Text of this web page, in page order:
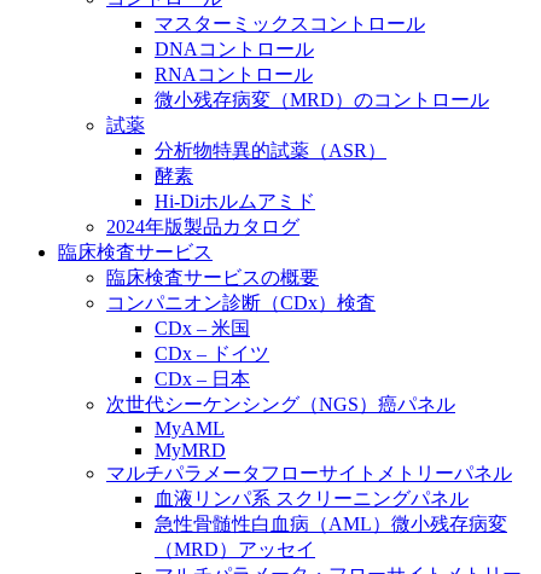
マスターミックスコントロール
DNAコントロール
RNAコントロール
微小残存病変（MRD）のコントロール
試薬
分析物特異的試薬（ASR）
酵素
Hi-Diホルムアミド
2024年版製品カタログ
臨床検査サービス
臨床検査サービスの概要
コンパニオン診断（CDx）検査
CDx – 米国
CDx – ドイツ
CDx – 日本
次世代シーケンシング（NGS）癌パネル
MyAML
MyMRD
マルチパラメータフローサイトメトリーパネル
血液リンパ系 スクリーニングパネル
急性骨髄性白血病（AML）微小残存病変
（MRD）アッセイ